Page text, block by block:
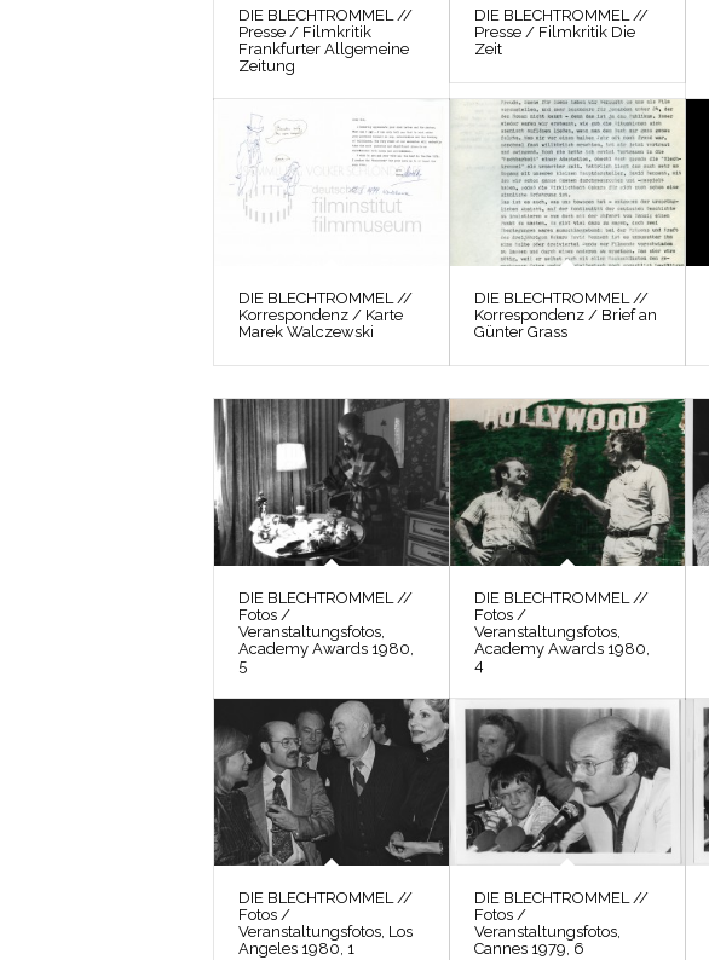
DIE BLECHTROMMEL //
Presse / Filmkritik
Frankfurter Allgemeine
Zeitung
DIE BLECHTROMMEL //
Presse / Filmkritik Die
Zeit
DIE BLECHTROMMEL //
Korrespondenz / Karte
Marek Walczewski
DIE BLECHTROMMEL //
Korrespondenz / Brief an
Günter Grass
DIE BLECHTROMMEL //
Fotos /
Veranstaltungsfotos,
Academy Awards 1980,
5
DIE BLECHTROMMEL //
Fotos /
Veranstaltungsfotos,
Academy Awards 1980,
4
DIE BLECHTROMMEL //
Fotos /
Veranstaltungsfotos, Los
Angeles 1980, 1
DIE BLECHTROMMEL //
Fotos /
Veranstaltungsfotos,
Cannes 1979, 6